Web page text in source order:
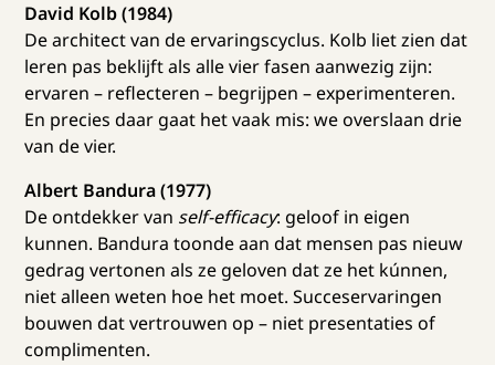
David Kolb (1984)
De architect van de ervaringscyclus. Kolb liet zien dat
leren pas beklijft als alle vier fasen aanwezig zijn:
ervaren – reflecteren – begrijpen – experimenteren.
En precies daar gaat het vaak mis: we overslaan drie
van de vier.
Albert Bandura (1977)
De ontdekker van self-efficacy: geloof in eigen
kunnen. Bandura toonde aan dat mensen pas nieuw
gedrag vertonen als ze geloven dat ze het kúnnen,
niet alleen weten hoe het moet. Succeservaringen
bouwen dat vertrouwen op – niet presentaties of
complimenten.